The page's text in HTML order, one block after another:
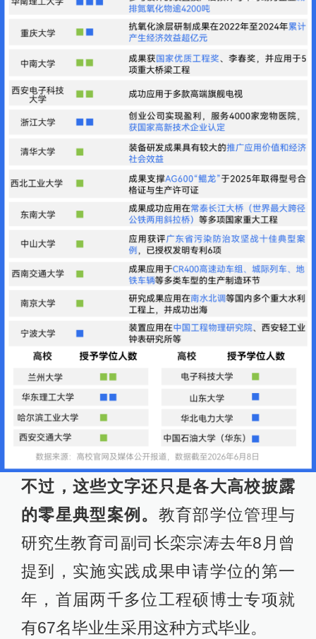
不过，这些文字还只是各大高校披露
的零星典型案例。 教育部学位管理与
研究生教育司副司长栾宗涛去年8月曾
提到，实施实践成果申请学位的第一
年，首届两千多位工程硕博士专项就
有67名毕业生采用这种方式毕业。